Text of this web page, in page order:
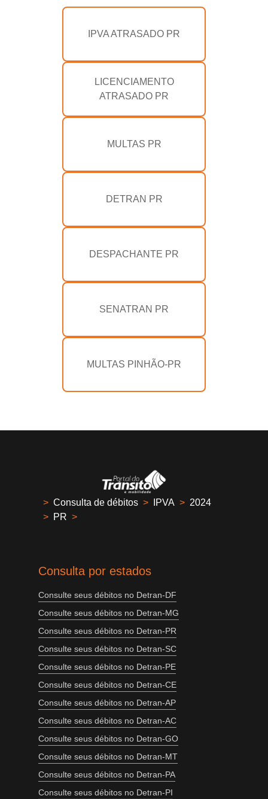
IPVA ATRASADO PR
LICENCIAMENTO
ATRASADO PR
MULTAS PR
DETRAN PR
DESPACHANTE PR
SENATRAN PR
MULTAS PINHÃO-PR
> Consulta de débitos > IPVA > 2024
> PR >
Consulta por estados
Consulte seus débitos no Detran-DF
Consulte seus débitos no Detran-MG
Consulte seus débitos no Detran-PR
Consulte seus débitos no Detran-SC
Consulte seus débitos no Detran-PE
Consulte seus débitos no Detran-CE
Consulte seus débitos no Detran-AP
Consulte seus débitos no Detran-AC
Consulte seus débitos no Detran-GO
Consulte seus débitos no Detran-MT
Consulte seus débitos no Detran-PA
Consulte seus débitos no Detran-PI